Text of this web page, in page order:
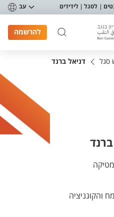
לסגל לידידים עב
להרשמה
סגל דניאל ברנד
והקוגניציה